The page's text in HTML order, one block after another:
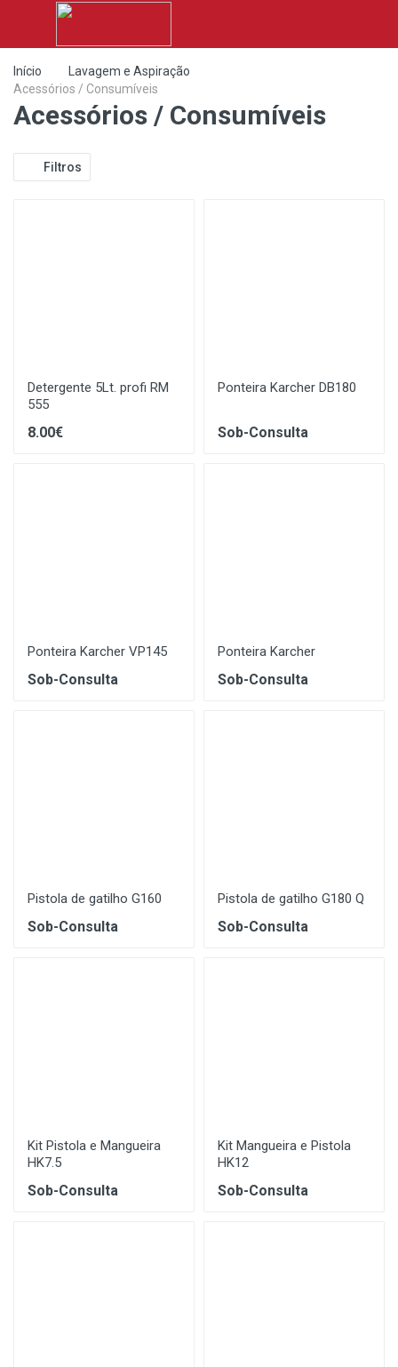
Início
Lavagem e Aspiração
Acessórios / Consumíveis
Acessórios / Consumíveis
Filtros
Detergente 5Lt. profi RM
555
8.00€
Ponteira Karcher DB180
Sob-Consulta
Ponteira Karcher VP145
Sob-Consulta
Ponteira Karcher
Sob-Consulta
Pistola de gatilho G160
Sob-Consulta
Pistola de gatilho G180 Q
Sob-Consulta
Kit Pistola e Mangueira
HK7.5
Sob-Consulta
Kit Mangueira e Pistola
HK12
Sob-Consulta